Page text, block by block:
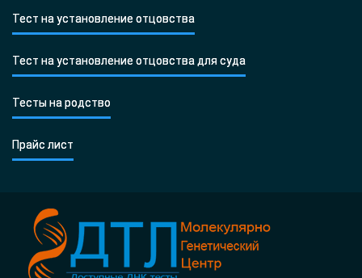
Тест на установление отцовства
Тест на установление отцовства для суда
Тесты на родство
Прайс лист